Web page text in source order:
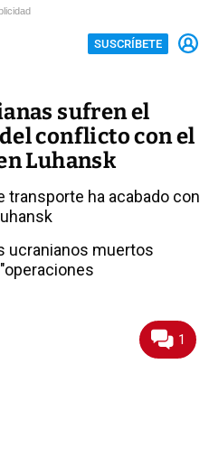
SUSCRÍBETE
sufren el
conflicto con el
Luhansk
transporte ha acabado con
ucranianos muertos
1